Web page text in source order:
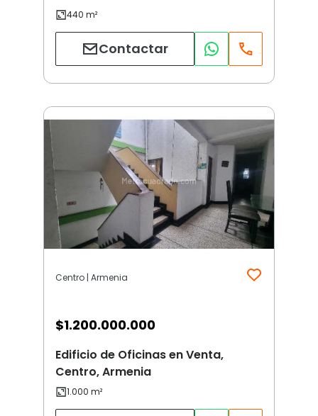
Contactar
Centro | Armenia
$1.200.000.000
Edificio de Oficinas en Venta,
Centro, Armenia